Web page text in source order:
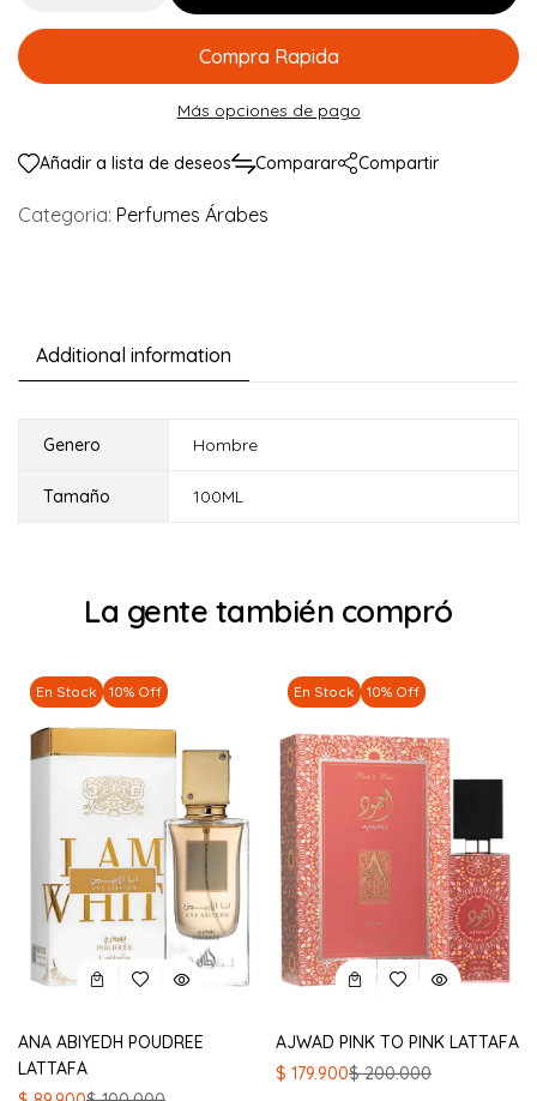
Compra Rapida
Más opciones de pago
Añadir a lista de deseos Comparar Compartir
Categoria: Perfumes Árabes
Additional information
Genero Hombre
Tamaño 100ML
La gente también compró
En Stock 10% Off
ANA ABIYEDH POUDREE
LATTAFA
En Stock 10% Off
AJWAD PINK TO PINK LATTAFA
$200.000
El
$ 179.900
El